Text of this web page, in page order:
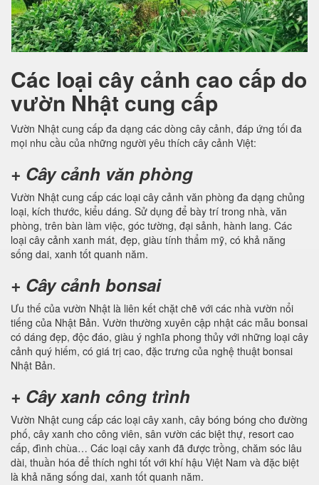
Các loại cây cảnh cao cấp do
vườn Nhật cung cấp
Vườn Nhật cung cấp đa dạng các dòng cây cảnh, đáp ứng tối đa
mọi nhu cầu của những người yêu thích cây cảnh Việt:
+ Cây cảnh văn phòng
Vườn Nhật cung cấp các loại cây cảnh văn phòng đa dạng chủng
loại, kích thước, kiểu dáng. Sử dụng để bày trí trong nhà, văn
phòng, trên bàn làm việc, góc tường, đại sảnh, hành lang. Các
loại cây cảnh xanh mát, đẹp, giàu tính thẩm mỹ, có khả năng
sống dai, xanh tốt quanh năm.
+ Cây cảnh bonsai
Ưu thế của vườn Nhật là liên kết chặt chẽ với các nhà vườn nổi
tiếng của Nhật Bản. Vườn thường xuyên cập nhật các mẫu bonsai
có dáng đẹp, độc đáo, giàu ý nghĩa phong thủy với những loại cây
cảnh quý hiếm, có giá trị cao, đặc trưng của nghệ thuật bonsai
Nhật Bản.
+ Cây xanh công trình
Vườn Nhật cung cấp các loại cây xanh, cây bóng bóng cho đường
phố, cây xanh cho công viên, sân vườn các biệt thự, resort cao
cấp, đình chùa… Các loại cây xanh đã được trồng, chăm sóc lâu
dài, thuần hóa để thích nghi tốt với khí hậu Việt Nam và đặc biệt
là khả năng sống dai, xanh tốt quanh năm.